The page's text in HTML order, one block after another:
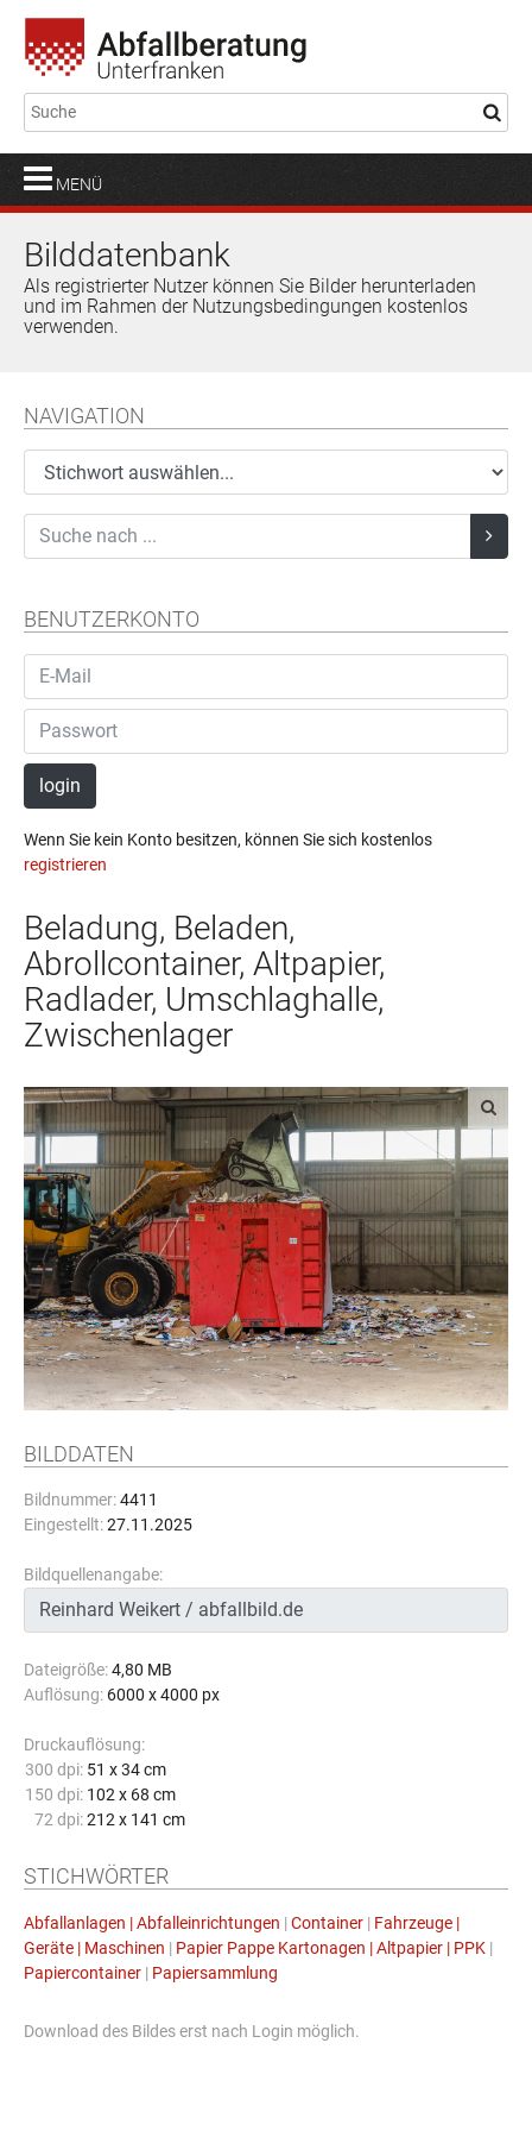
MENÜ
Bilddatenbank
Als registrierter Nutzer können Sie Bilder herunterladen
und im Rahmen der Nutzungsbedingungen kostenlos
verwenden.
NAVIGATION
BENUTZERKONTO
login
Wenn Sie kein Konto besitzen, können Sie sich kostenlos
registrieren
Beladung, Beladen,
Abrollcontainer, Altpapier,
Radlader, Umschlaghalle,
Zwischenlager
BILDDATEN
Bildnummer:4411
Eingestellt:27.11.2025
Bildquellenangabe:
Dateigröße:4,80 MB
Auflösung: 6000 x 4000 px
Druckauflösung:
300 dpi: 51 x 34 cm
150 dpi: 102 x 68 cm
72 dpi: 212 x 141 cm
STICHWÖRTER
Abfallanlagen | Abfalleinrichtungen | Container | Fahrzeuge |
Geräte | Maschinen | Papier Pappe Kartonagen | Altpapier | PPK |
Papiercontainer | Papiersammlung
Download des Bildes erst nach Login möglich.